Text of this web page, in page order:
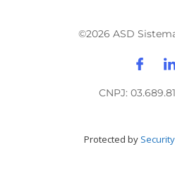
©2026 ASD
CNPJ:
Protected by